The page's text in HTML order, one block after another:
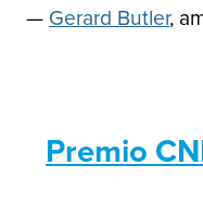
— Gerard Butler,
Premio